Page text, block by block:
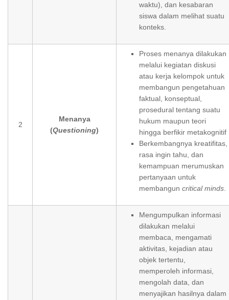
waktu), dan kesabaran
siswa dalam melihat suatu
konteks.
2
Menanya
(Questioning)
Proses menanya dilakukan
melalui kegiatan diskusi
atau kerja kelompok untuk
membangun pengetahuan
faktual, konseptual,
prosedural tentang suatu
hukum maupun teori
hingga berfikir metakognitif
Berkembangnya kreatifitas,
rasa ingin tahu, dan
kemampuan merumuskan
pertanyaan untuk
membanguncritical minds.
Mengumpulkan informasi
dilakukan melalui
membaca, mengamati
aktivitas, kejadian atau
objek tertentu,
memperoleh informasi,
mengolah data, dan
menyajikan hasilnya dalam